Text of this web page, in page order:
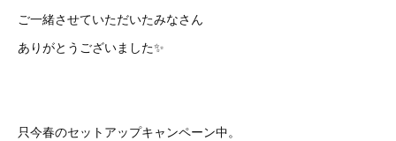
ご一緒させていただいたみなさん
ありがとうございました✨
只今春のセットアップキャンペーン中。